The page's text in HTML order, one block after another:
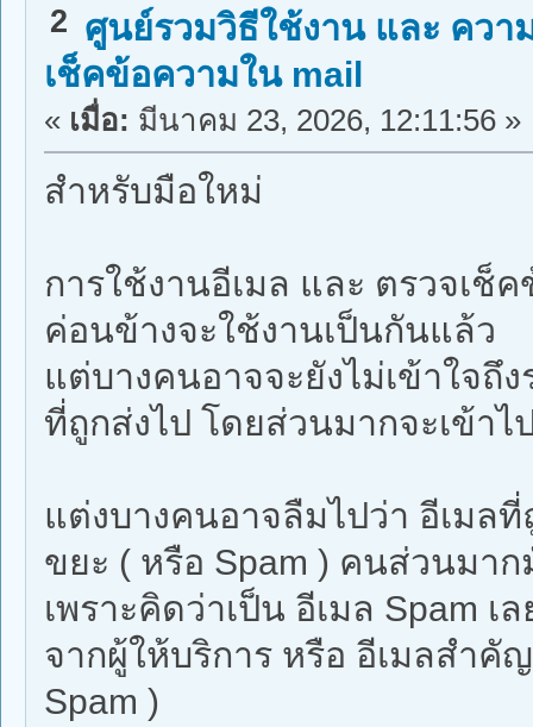
2 ศูนย์รวมวิธีใช้งาน และ ควา
เช็คข้อความใน mail
« เมื่อ: มีนาคม 23, 2026, 12:11:56 »
สำหรับมือใหม่
การใช้งานอีเมล และ ตรวจเช็
ค่อนข้างจะใช้งานเป็นกันแล้ว
แต่บางคนอาจจะยังไม่เข้าใจถึ
ที่ถูกส่งไป โดยส่วนมากจะเข้า
แต่งบางคนอาจลืมไปว่า อีเมล
ขยะ ( หรือ Spam ) คนส่วนมา
เพราะคิดว่าเป็น อีเมล Spam
จากผู้ให้บริการ หรือ อีเมลสำ
Spam )